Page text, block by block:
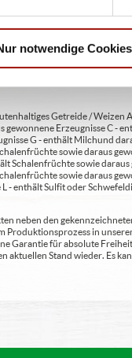
notwendige Cookies
Antioxidationsmittel 4 -
- nur bei Tafelsüßen
17 - koffeinhaltig 18 - mit
farbstabilisierend (bei
Getreide /
Erzeugnisse C -
G - enthält Milch und
sowie daraus
Schalenfrüchte sowie
sowie daraus
- enthält Sulfit oder
neben den
in
Garantie für absolute
aktuellen Stand wieder. Es